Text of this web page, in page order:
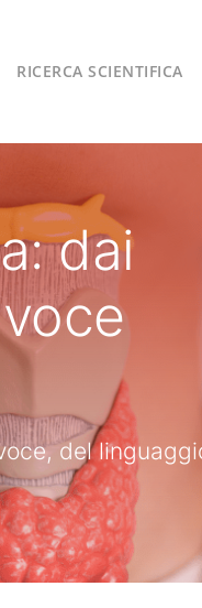
RICERCA SCIENTIFICA
dai
del